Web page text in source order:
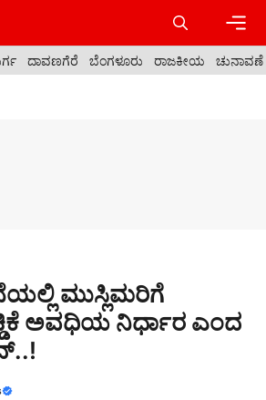
ದಾವಣಗೆರೆ ಬೆಂಗಳೂರು ರಾಜಕೀಯ ಚುನಾವಣೆ
ಮುಸ್ಲಿಮರಿಗೆ
ಅವಧಿಯ ನಿರ್ಧಾರ ಎಂದ